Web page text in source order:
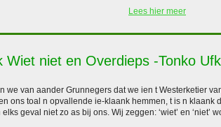
Lees hier meer
Wiet niet en Overdieps -Tonko
we van aander Grunnegers dat we ien t Westerketier
ons toal n opvallende ie-klaank hemmen, t is n klaank
geval niet zo as bij ons. Wij zeggen: ‘wiet’ en ‘niet’